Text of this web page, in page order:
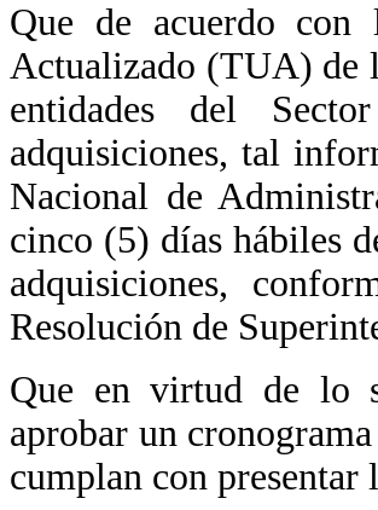
Que de acuerdo
Actualizado (TUA) de
entidades del
adquisiciones, tal
Nacional de
cinco (5) días hábiles
adquisiciones,
Resolución de
Que en virtud de lo
aprobar un
cumplan con